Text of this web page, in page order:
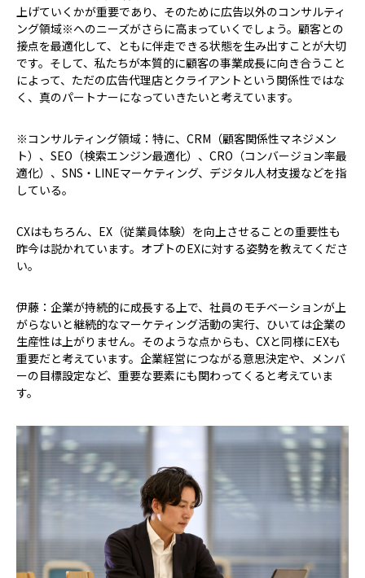
上げていくかが重要であり、そのために広告以外のコンサルティ
ング領域※へのニーズがさらに高まっていくでしょう。顧客との
接点を最適化して、ともに伴走できる状態を生み出すことが大切
です。そして、私たちが本質的に顧客の事業成長に向き合うこと
によって、ただの広告代理店とクライアントという関係性ではな
く、真のパートナーになっていきたいと考えています。
※コンサルティング領域：特に、CRM（顧客関係性マネジメン
ト）、SEO（検索エンジン最適化）、CRO（コンバージョン率最
適化）、SNS・LINEマーケティング、デジタル人材支援などを指
している。
――CXはもちろん、EX（従業員体験）を向上させることの重要性も
昨今は説かれています。オプトのEXに対する姿勢を教えてくださ
い。
伊藤：企業が持続的に成長する上で、社員のモチベーションが上
がらないと継続的なマーケティング活動の実行、ひいては企業の
生産性は上がりません。そのような点からも、CXと同様にEXも
重要だと考えています。企業経営につながる意思決定や、メンバ
ーの目標設定など、重要な要素にも関わってくると考えていま
す。